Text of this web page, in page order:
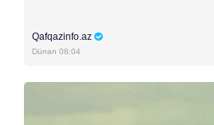
Qafqazinfo.az
Dünən 08:04